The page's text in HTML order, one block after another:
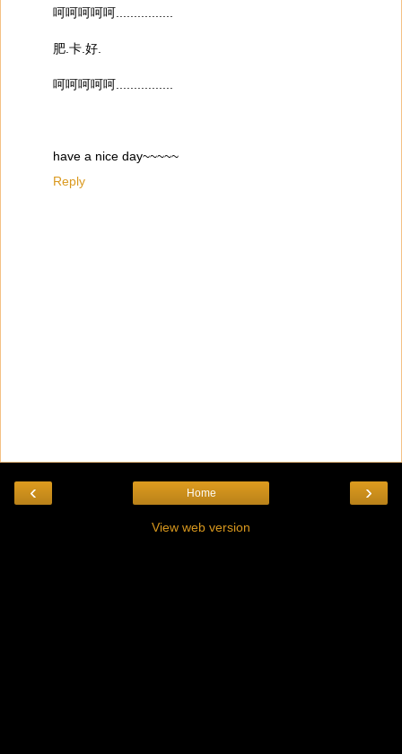
呵呵呵呵呵................
肥.卡.好.
呵呵呵呵呵................
have a nice day~~~~~
Reply
‹ ›
Home
View web version